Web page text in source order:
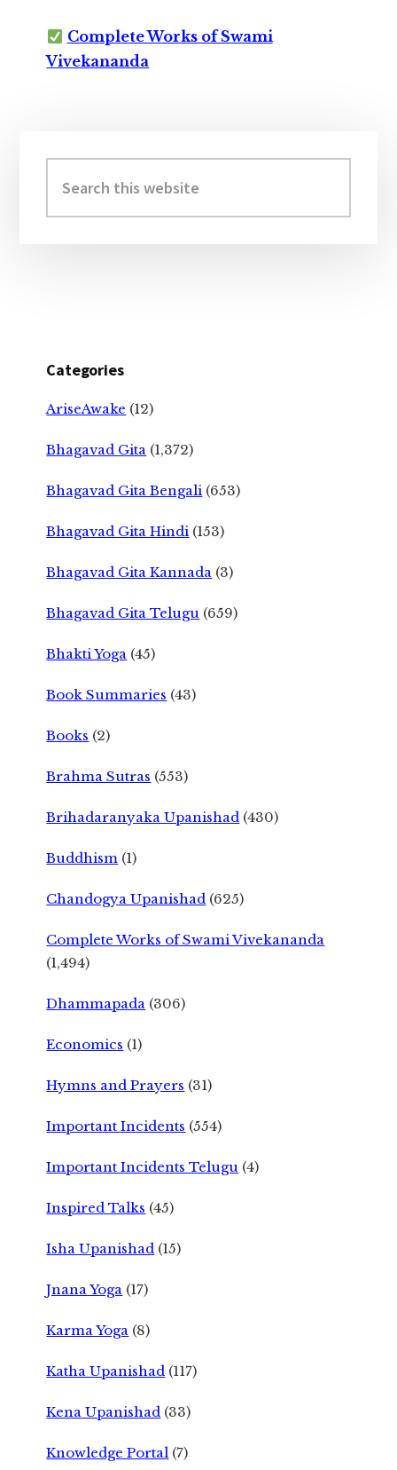
Complete Works of Swami
Vivekananda
Sidebar
this
website
Categories
AriseAwake (12)
Bhagavad Gita (1,372)
Bhagavad Gita Bengali (653)
Bhagavad Gita Hindi (153)
Bhagavad Gita Kannada (3)
Bhagavad Gita Telugu (659)
Bhakti Yoga (45)
Book Summaries (43)
Books (2)
Brahma Sutras (553)
Brihadaranyaka Upanishad (430)
Buddhism (1)
Chandogya Upanishad (625)
Complete Works of Swami Vivekananda
(1,494)
Dhammapada (306)
Economics (1)
Hymns and Prayers (31)
Important Incidents (554)
Important Incidents Telugu (4)
Inspired Talks (45)
Isha Upanishad (15)
Jnana Yoga (17)
Karma Yoga (8)
Katha Upanishad (117)
Kena Upanishad (33)
Knowledge Portal (7)